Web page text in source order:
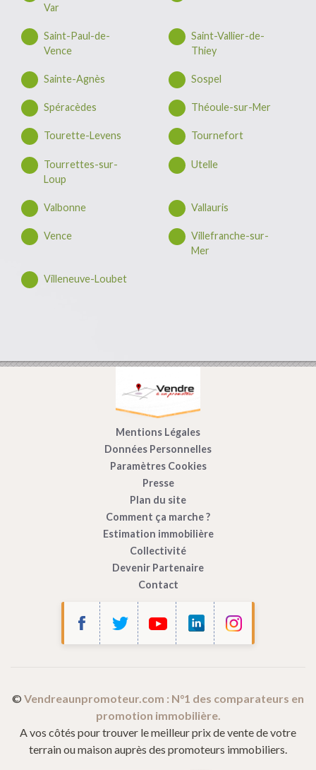
Bonjour c'est nous...
l’audience de son site internet.
Ces cookies sont partagés avec Google (Google Analytics).
Vous pouvez les accepter ou les refuser, et modifier vos choix à tout
moment en cliquant surParamétrage des cookiesdans le pied de
Var
Saint-Paul-de-
Vence
Saint-Vallier-de-
Thiey
Sainte-Agnès Sospel
Spéracèdes Théoule-sur-Mer
Tourette-Levens Tournefort
Tourrettes-sur-
Loup
Utelle
Valbonne Vallauris
Vence
Villefranche-sur-
Mer
Villeneuve-Loubet
Mentions Légales
Données Personnelles
Paramètres Cookies
Presse
Plan du site
Comment ça marche ?
Estimation immobilière
Collectivité
Devenir Partenaire
Contact
© Vendreaunpromoteur.com : N°1 des comparateurs en
promotion immobilière.
A vos côtés pour trouver le meilleur prix de vente de votre
terrain ou maison auprès des promoteurs immobiliers.